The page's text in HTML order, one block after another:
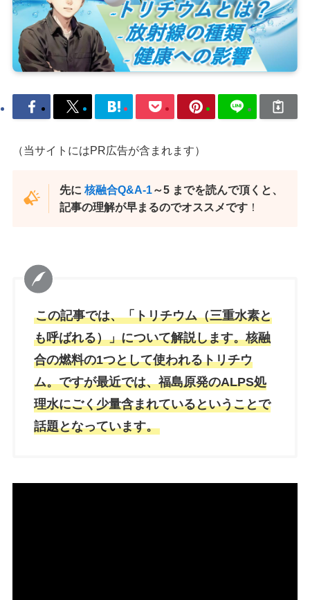
（当サイトにはPR広告が含まれます）
先に 核融合Q&A-1～5 までを読んで頂くと、
記事の理解が早まるのでオススメです ！
この記事では、「トリチウム（三重水素と
も呼ばれる）」について解説します。核融
合の燃料の1つとして使われるトリチウ
ム。ですが最近では、福島原発のALPS処
理水にごく少量含まれているということで
話題となっています。